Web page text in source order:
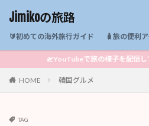
Jimikoの旅路
🔰初めての海外旅行ガイド 🧳旅の便利
🛫YouTubeで旅の様子を配信して
HOME 韓国グルメ
TAG